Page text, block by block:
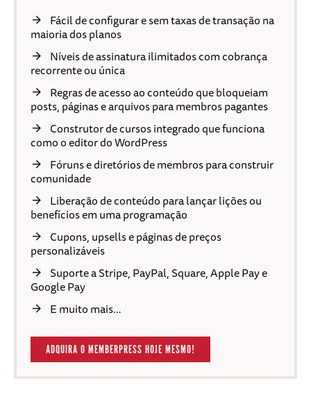
Fácil de configurar e sem taxas de transação na
maioria dos planos
Níveis de assinatura ilimitados com cobrança
recorrente ou única
Regras de acesso ao conteúdo que bloqueiam
posts, páginas e arquivos para membros pagantes
Construtor de cursos integrado que funciona
como o editor do WordPress
Fóruns e diretórios de membros para construir
comunidade
Liberação de conteúdo para lançar lições ou
benefícios em uma programação
Cupons, upsells e páginas de preços
personalizáveis
Suporte a Stripe, PayPal, Square, Apple Pay e
Google Pay
E muito mais…
ADQUIRA O MEMBERPRESS HOJE MESMO!